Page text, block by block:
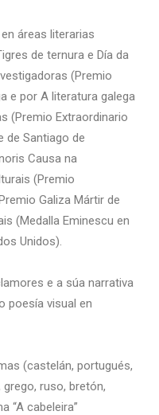
áreas literarias
de ternura e Día da
(Premio
e por A literatura galega
(Premio Extraordinario
de Santiago de
Causa na
(Premio
Galiza Mártir de
(Medalla Eminescu en
Unidos).
e a súa narrativa
poesía visual en
(castelán, portugués,
ruso, bretón,
“A cabeleira”